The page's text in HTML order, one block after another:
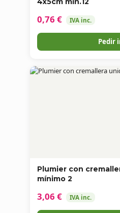
0,76 € IVA inc.
Pedir
Plumier con
mínimo 2
3,06 € IVA inc.